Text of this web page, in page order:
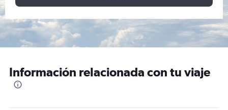
Información relacionada con tu viaje